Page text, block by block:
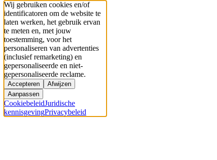
Wij gebruiken cookies en/of
identificatoren om de website te
laten werken, het gebruik ervan
te meten en, met jouw
toestemming, voor het
personaliseren van advertenties
(inclusief remarketing) en
gepersonaliseerde en niet-
gepersonaliseerde reclame.
Accepteren
Afwijzen
Aanpassen
CookiebeleidJuridische
kennisgevingPrivacybeleid